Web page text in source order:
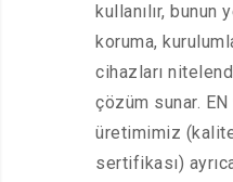
kullanılır, bunun
koruma,
cihazları
çözüm sunar.
üretimimiz
sertifikası)